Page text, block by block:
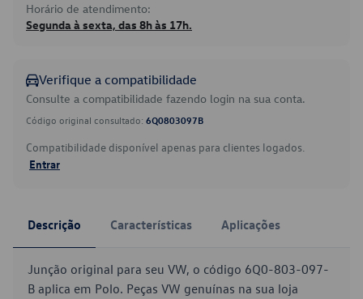
Horário de atendimento:
Segunda à sexta, das 8h às 17h.
Verifique a compatibilidade
Consulte a compatibilidade fazendo login na sua conta.
Código original consultado: 6Q0803097B
Compatibilidade disponível apenas para clientes logados.
Entrar
Descrição Características Aplicações
Junção original para seu VW, o código 6Q0-803-097-
B aplica em Polo. Peças VW genuínas na sua loja